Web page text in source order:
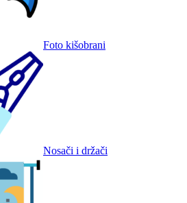
Foto kišobrani
Nosači i držači